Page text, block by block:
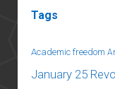
Tags
Academic freedom
January 25